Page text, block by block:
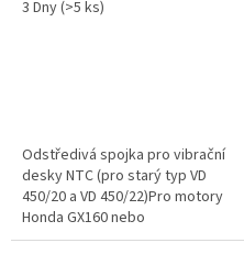
3 Dny(>5 ks)
Odstředivá spojka pro vibrační
desky NTC (pro starý typ VD
450/20 a VD 450/22)Pro motory
Honda GX160 nebo
Robin/subaru EY20Prodloužený